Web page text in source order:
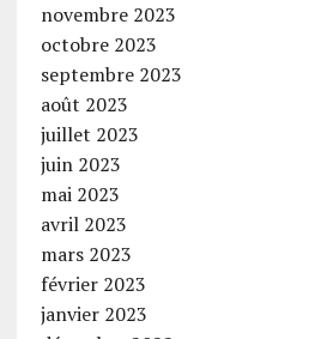
novembre 2023
octobre 2023
septembre 2023
août 2023
juillet 2023
juin 2023
mai 2023
avril 2023
mars 2023
février 2023
janvier 2023